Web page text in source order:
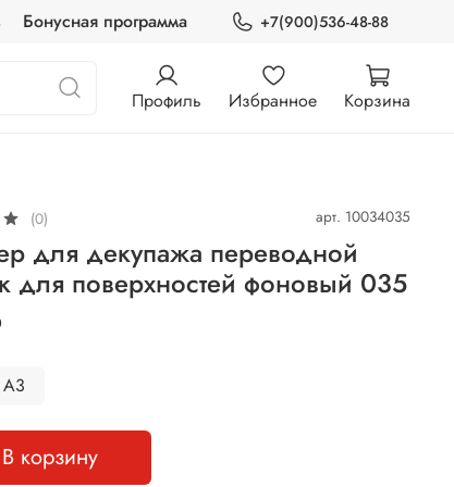
Бонусная программа +7(900)536-48-88
Профиль Избранное Корзина
(0) арт. 10034035
для декупажа переводной
для поверхностей фоновый 035
A3
В корзину